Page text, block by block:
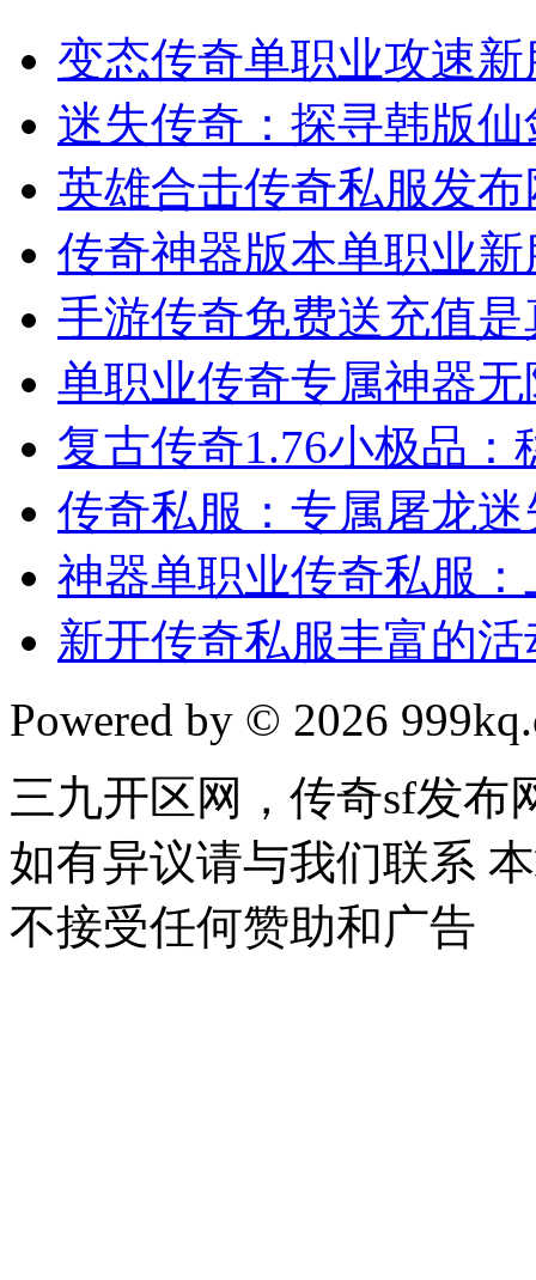
变态传奇单职业攻速新
迷失传奇：探寻韩版
英雄合击传奇私服发
传奇神器版本单职业新
手游传奇免费送充值
单职业传奇专属神器
复古传奇1.76小极品：
传奇私服：专属屠龙
神器单职业传奇私服
新开传奇私服丰富的
Powered by © 2026
三九开区网，传奇sf发布
如有异议请与我们联系
不接受任何赞助和广告